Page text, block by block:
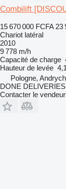
Combilift
15 670 000 FCFA 23
Chariot latéral
2010
9 778 m/h
Capacité de charge
Hauteur de levée
Pologne,
DONE DELIVERIES
Contacter le vendeur